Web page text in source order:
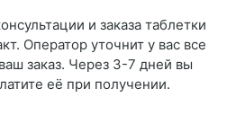
и заказа таблетки
Оператор уточнит у вас все
заказ. Через 3-7 дней вы
её при получении.